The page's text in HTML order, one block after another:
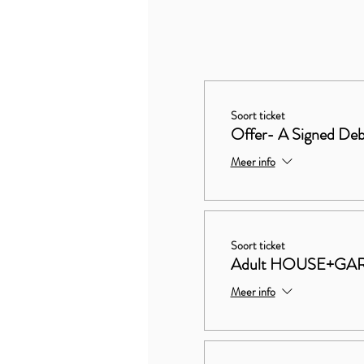
Soort ticket
Offer- A Signed
Meer info
Soort ticket
Adult
Meer info